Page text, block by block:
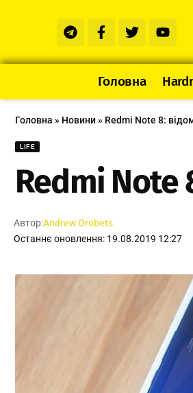
Головна
Головна » Новини» Redmi Note 8:
LIFE
Redmi Note
Останнє оновлення: 19.08.2019 12:27
Автор:Andrew Orobets